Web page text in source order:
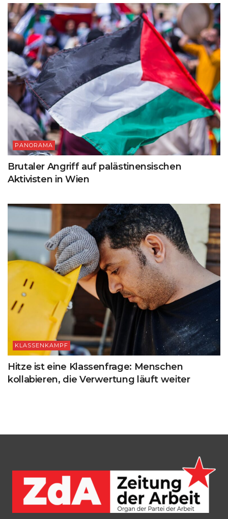
PANORAMA
Brutaler Angriff auf palästinensischen
Aktivisten in Wien
KLASSENKAMPF
Hitze ist eine Klassenfrage: Menschen
kollabieren, die Verwertung läuft weiter